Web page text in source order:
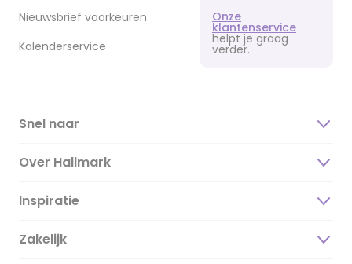
Nieuwsbrief voorkeuren
Kalenderservice
Onze
klantenservice
helpt je graag
verder.
Snel naar
Over Hallmark
Over ons
Duurzaamheid
Inspiratie
Magazine
Zakelijk